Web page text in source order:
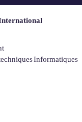
International
Informatiques